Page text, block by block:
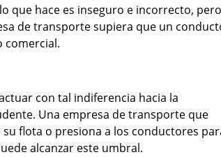
que hace es inseguro e incorrecto, pero
de transporte supiera que un
comercial.
con tal indiferencia hacia la
Una empresa de transporte que
flota o presiona a los conductores
alcanzar este umbral.